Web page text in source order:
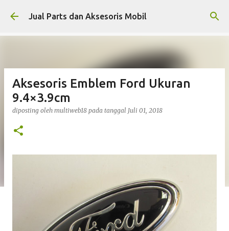
Langsung ke konten utama
Jual Parts dan Aksesoris Mobil
Aksesoris Emblem Ford Ukuran
9.4×3.9cm
diposting oleh multiweb18 pada tanggal Juli 01, 2018